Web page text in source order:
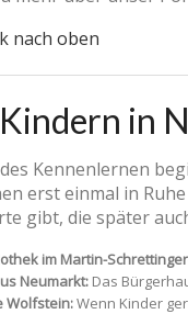
nach oben
in
Kennenlernen
erst einmal in
gibt, die später
im Martin-
Neumarkt: Das
Wolfstein:Wenn Kinder